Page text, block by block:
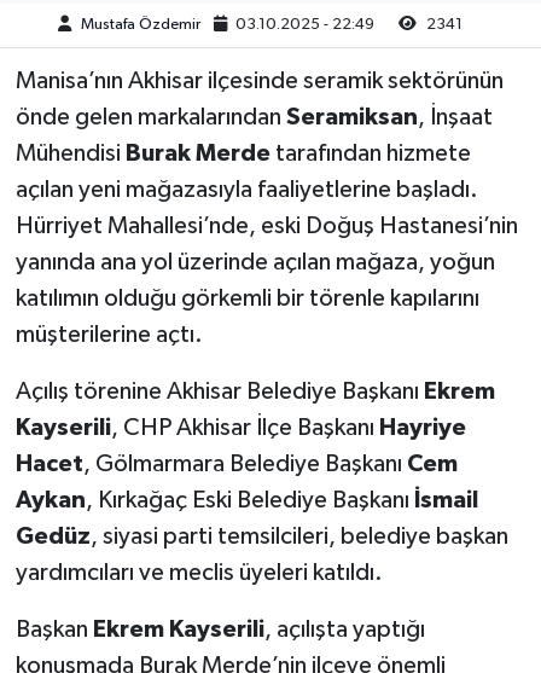
Mustafa Özdemir 03.10.2025 - 22:49 2341
Manisa’nın Akhisar ilçesinde seramik sektörünün
önde gelen markalarından Seramiksan, İnşaat
Mühendisi Burak Merdetarafından hizmete
açılan yeni mağazasıyla faaliyetlerine başladı.
Hürriyet Mahallesi’nde, eski Doğuş Hastanesi’nin
yanında ana yol üzerinde açılan mağaza, yoğun
katılımın olduğu görkemli bir törenle kapılarını
müşterilerine açtı.
Açılış törenine Akhisar Belediye Başkanı Ekrem
Kayserili, CHP Akhisar İlçe Başkanı Hayriye
Hacet, Gölmarmara Belediye Başkanı Cem
Aykan, Kırkağaç Eski Belediye Başkanı İsmail
Gedüz, siyasi parti temsilcileri, belediye başkan
yardımcıları ve meclis üyeleri katıldı.
Başkan Ekrem Kayserili, açılışta yaptığı
konuşmada Burak Merde’nin ilçeye önemli
Yerel Haber
Akhisar Emlak
Etiketler